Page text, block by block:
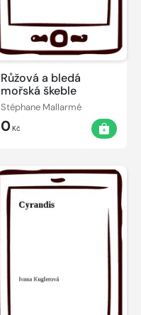
Růžová a bledá
mořská škeble
Stéphane Mallarmé
0Kč